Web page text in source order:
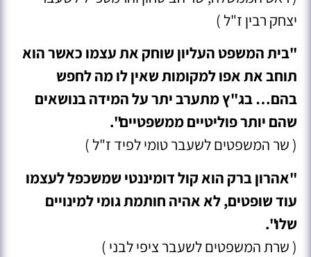
יצחק רבין ז"ל )
"בית המשפט העליון שוחק את עצמו כאשר הוא
תוחב את אפו למקומות שאין לו מה לחפש
בהם… בג"ץ מתערב יתר על המידה בנושאים
שהם יותר פוליטיים ממשפטיים".
( שר המשפטים לשעבר טומי לפיד ז"ל )
"אהרון ברק הוא קול דומיננטי שמשכפל לעצמו
עוד שופטים, לא אהיה חותמת גומי למינויים
שלו".
( שרת המשפטים לשעבר ציפי לבני )